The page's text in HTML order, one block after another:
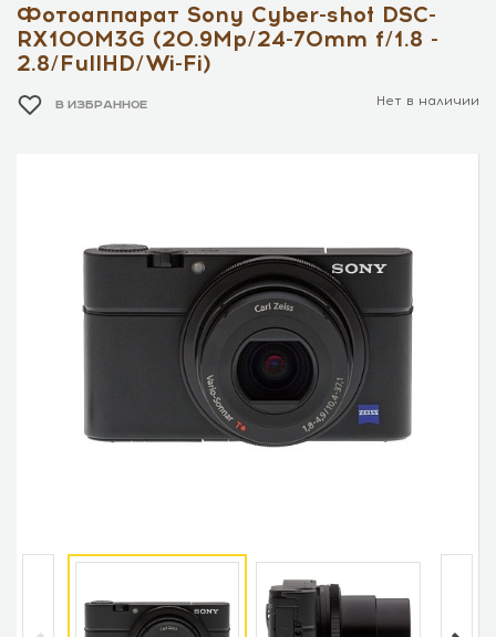
Фотоаппарат Sony Cyber-shot DSC-
RX100M3G (20.9Mp/24-70mm f/1.8 -
2.8/FullHD/Wi-Fi)
В ИЗБРАННОЕ Нет в наличии